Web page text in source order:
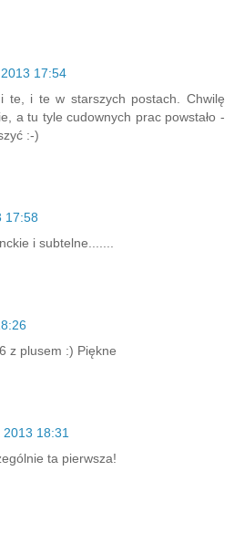
17:54
te, i te w starszych postach. Chwilę
a tu tyle cudownych prac powstało -
:-)
17:58
i subtelne.......
z plusem :) Piękne
2013 18:31
ta pierwsza!